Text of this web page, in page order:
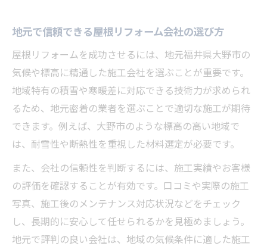
地元で信頼できる屋根リフォーム会社の選び方
屋根リフォームを成功させるには、地元福井県大野市の
気候や標高に精通した施工会社を選ぶことが重要です。
地域特有の積雪や寒暖差に対応できる技術力が求められ
るため、地元密着の業者を選ぶことで適切な施工が期待
できます。例えば、大野市のような標高の高い地域で
は、耐雪性や断熱性を重視した材料選定が必要です。
また、会社の信頼性を判断するには、施工実績やお客様
の評価を確認することが有効です。口コミや実際の施工
写真、施工後のメンテナンス対応状況などをチェック
し、長期的に安心して任せられるかを見極めましょう。
地元で評判の良い会社は、地域の気候条件に適した施工